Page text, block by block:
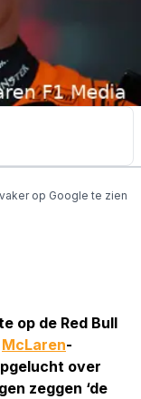
op Google te zien
op de Red Bull
McLaren-
over
zeggen ‘de